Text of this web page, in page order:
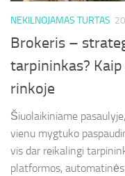
NEKILNOJAMAS TURTAS
Brokeris –
tarpininkas?
rinkoje
Šiuolaikiniame
vienu mygtuko
vis dar reikalingi
platformos,